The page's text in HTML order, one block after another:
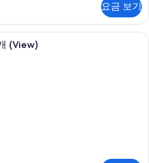
요금 보기
이탈리아 프레떼 시트, 고급 침구, 필로
(View)